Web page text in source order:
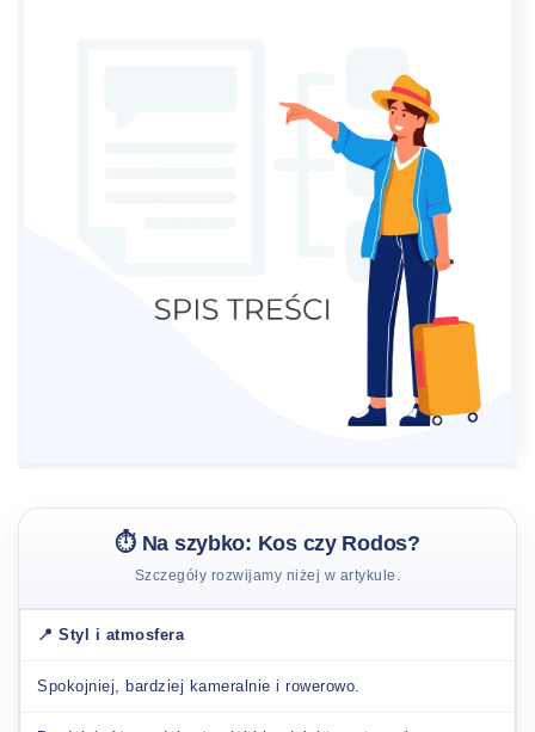
⏱️ Na szybko: Kos czy Rodos?
Szczegóły rozwijamy niżej w artykule.
📍 Styl i atmosfera
Spokojniej, bardziej kameralnie i rowerowo.